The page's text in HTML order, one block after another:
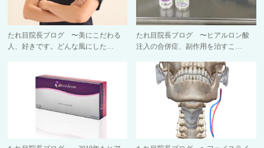
たれ目院長ブログ 〜美にこだわる
人、好きです。どんな風にした…
たれ目院長ブログ 〜ヒアルロン酸
注入の合併症、副作用を治すこ…